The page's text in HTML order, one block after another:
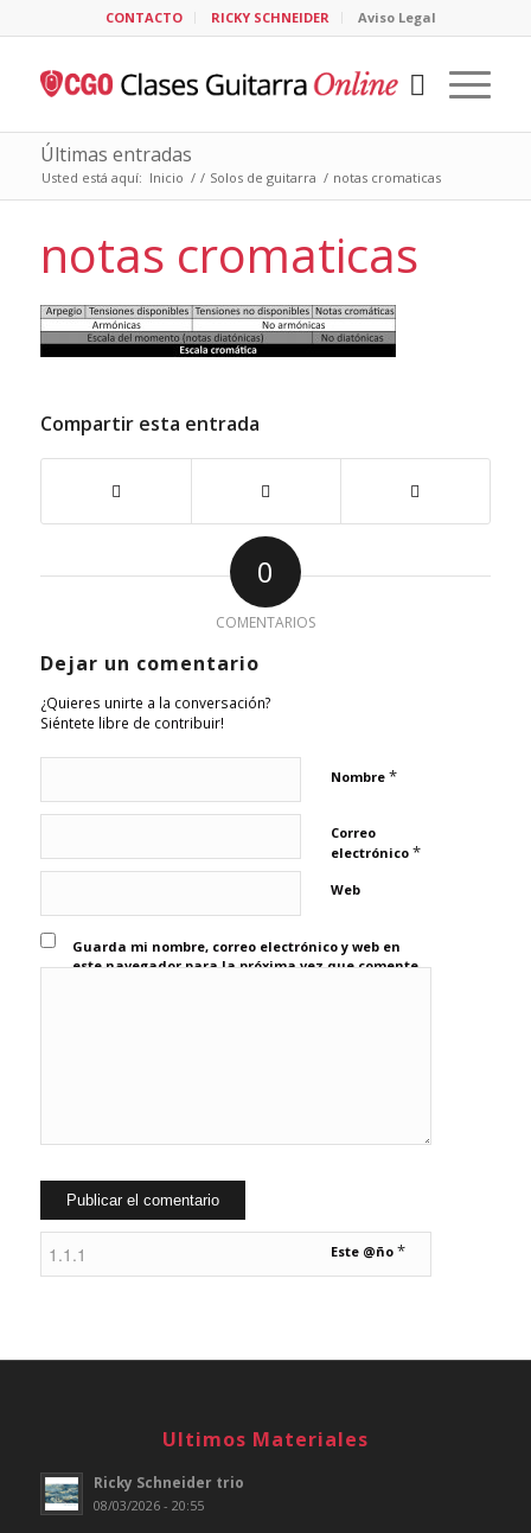
CONTACTO RICKY SCHNEIDER Aviso Legal
Últimas entradas
Usted está aquí: Inicio / / Solos de guitarra / notas cromaticas
notas cromaticas
Compartir esta entrada
0
COMENTARIOS
Dejar un comentario
¿Quieres unirte a la conversación?
Siéntete libre de contribuir!
Nombre *
Correo
electrónico *
Web
Guarda mi nombre, correo electrónico y web en
este navegador para la próxima vez que comente.
Este @ño *
Ultimos Materiales
Ricky Schneider trio
08/03/2026 - 20:55